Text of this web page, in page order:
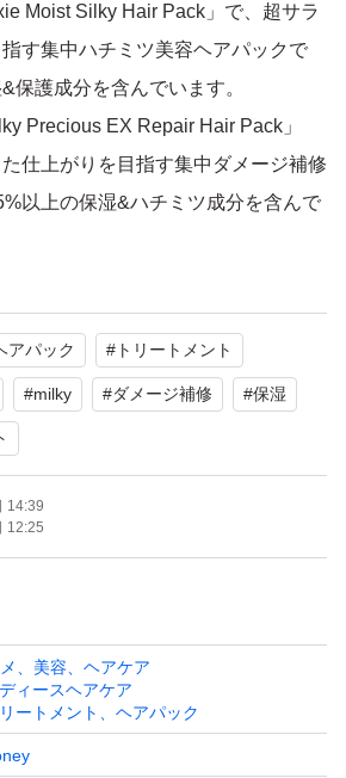
Moist Silky Hair Pack」で、超サラ
す集中ハチミツ美容ヘアパックで
保護成分を含んでいます。
Precious EX Repair Hair Pack」
仕上がりを目指す集中ダメージ補修
以上の保湿&ハチミツ成分を含んで
イテムで、オーガニック&ボタニカ
いのある状態に導きます。
メント、ヘアパック
ます。
アパック # トリートメント
#milky #ダメージ補修 #保湿
14:39
12:25
、美容、ヘアケア
ィースヘアケア
リートメント、ヘアパック